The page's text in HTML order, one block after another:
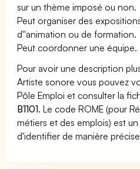
sur un thème imposé ou non.
Peut organiser des
d''animation ou de formation.
Peut coordonner une équipe.
Pour avoir une description
Artiste sonore vous pouvez
Pôle Emploi et consulter la
B1101. Le code ROME (pour
métiers et des emplois) est
d'identifier de manière